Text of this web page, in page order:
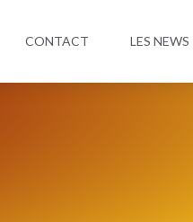
CONTACT LES NEWS